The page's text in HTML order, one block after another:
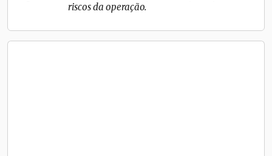
riscos da operação.